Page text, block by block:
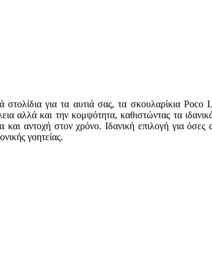
για τα αυτιά σας, τα σκουλαρίκια
αλλά και την κομψότητα, καθιστώντας τα
και αντοχή στον χρόνο. Ιδανική επιλογή για
γοητείας.